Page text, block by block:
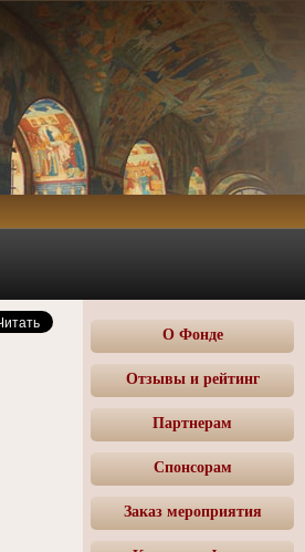
О Фонде
Отзывы и рейтинг
Партнерам
Спонсорам
Заказ мероприятия